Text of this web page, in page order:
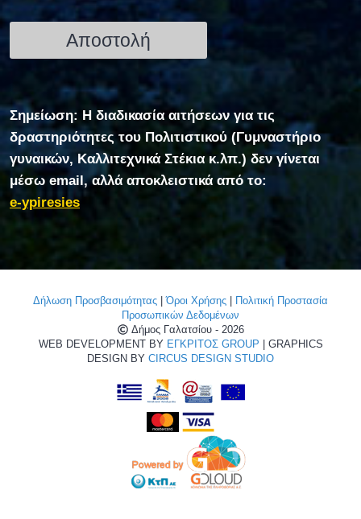
Σημείωση: Η διαδικασία αιτήσεων για τις
δραστηριότητες του Πολιτιστικού (Γυμναστήριο
γυναικών, Καλλιτεχνικά Στέκια κ.λπ.) δεν γίνεται
μέσω email, αλλά αποκλειστικά από το:
e-ypiresies
Δήλωση Προσβασιμότητας |Όροι Χρήσης
Πολιτική Προστασία
Προσωπικών Δεδομένων
Δήμος Γαλατσίου - 2026
WEB DEVELOPMENT BY ΕΓΚΡΙΤΟΣ GROUP | GRAPHICS
DESIGN BY CIRCUS DESIGN STUDIO